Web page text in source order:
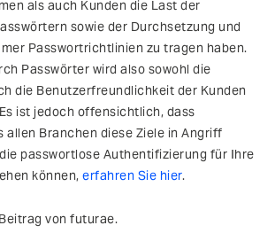
als auch Kunden die Last der
sowie der Durchsetzung und
Passwortrichtlinien zu tragen haben.
Passwörter wird also sowohl die
die Benutzerfreundlichkeit der Kunden
ist jedoch offensichtlich, dass
allen Branchen diese Ziele in Angriff
passwortlose Authentifizierung für Ihre
können, erfahren Sie hier.
von futurae.